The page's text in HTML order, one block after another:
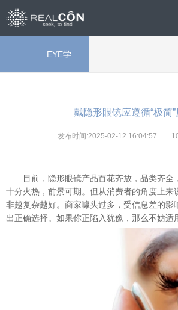
EYE学
戴隐形眼镜应遵循“极简”
发布时间:2025-02-12 16:04:57
目前，隐形眼镜产品百花齐放，品类齐全
十分火热，前景可期。但从消费者的角度上来
非越复杂越好。商家噱头过多，受信息差的影
出正确选择。如果你正陷入犹豫，那么不妨适